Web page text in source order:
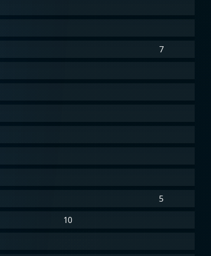
7
5
10